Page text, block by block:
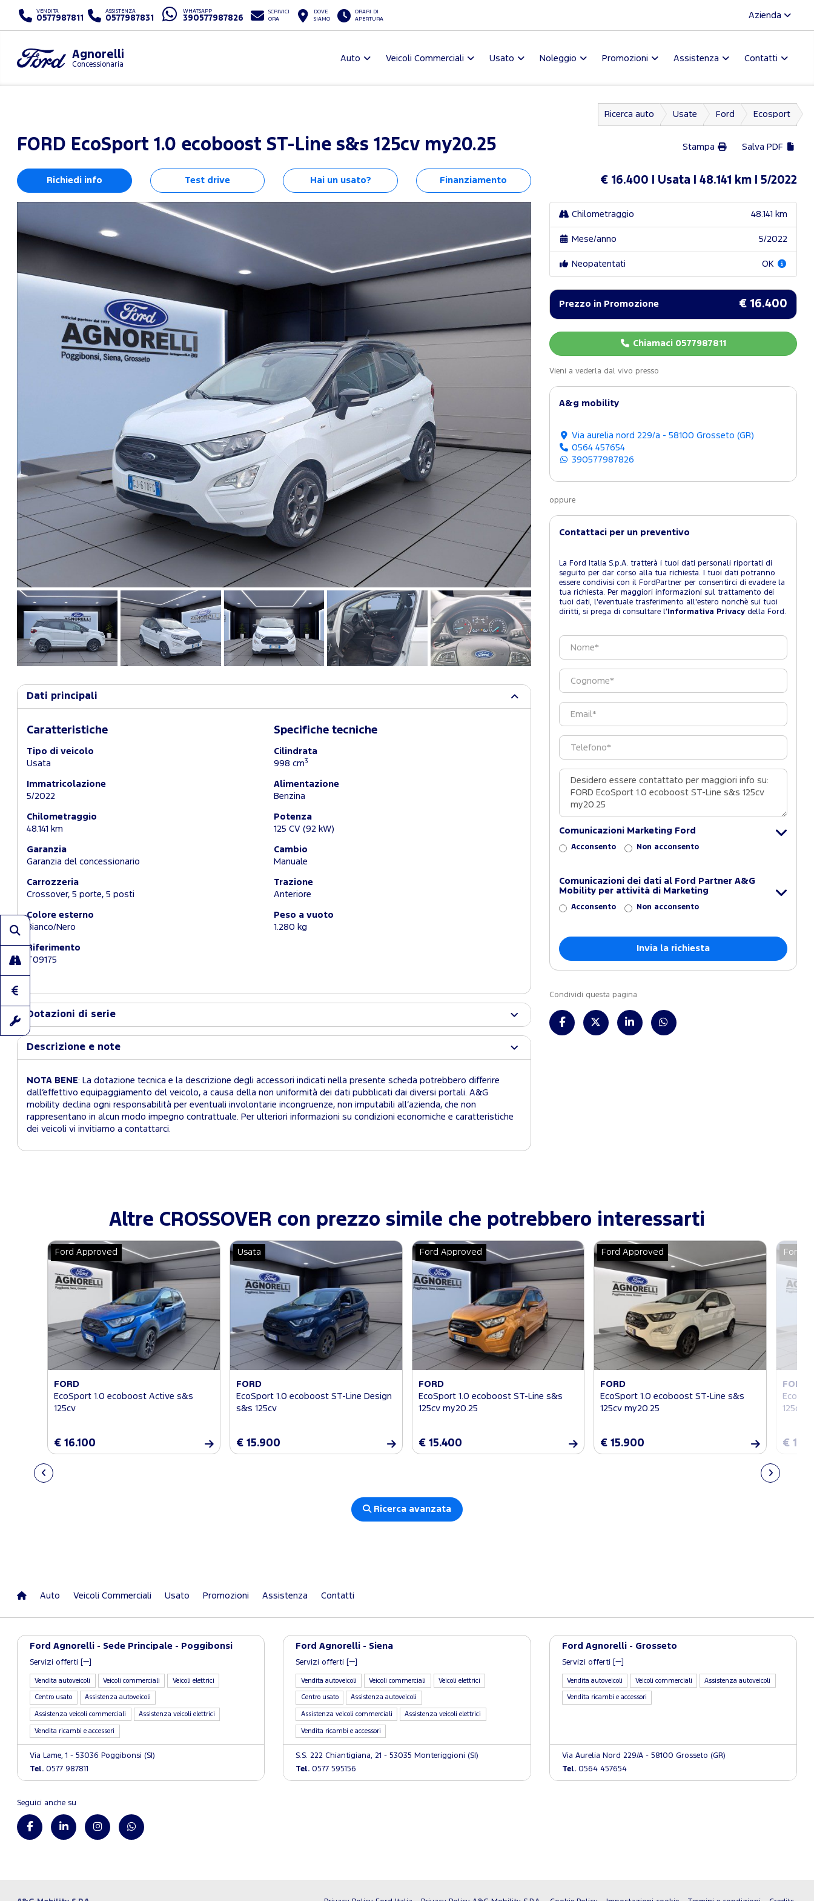
VENDITA
0577987811
ASSISTENZA
0577987831
WHATSAPP
390577987826
SCRIVICI
ORA
DOVE
SIAMO
ORARI DI
APERTURA
Azienda
Agnorelli
Concessionaria
Auto Veicoli Commerciali Usato Noleggio Promozioni Assistenza Contatti
Ricerca auto Usate Ford Ecosport
FORD EcoSport 1.0 ecoboost ST-Line s&s 125cv my20.25 Stampa Salva PDF
Richiedi info Test drive Hai un usato? Finanziamento € 16.400 Usata 48.141 km 5/2022
Dati principali
Caratteristiche
Tipo di veicolo
Usata
Immatricolazione
5/2022
Chilometraggio
48.141 km
Garanzia
Garanzia del concessionario
Carrozzeria
Crossover, 5 porte, 5 posti
Colore esterno
Bianco/Nero
Riferimento
T09175
Specifiche tecniche
Cilindrata
998 cm3
Alimentazione
Benzina
Potenza
125 CV (92 kW)
Cambio
Manuale
Trazione
Anteriore
Peso a vuoto
1.280 kg
Dotazioni di serie
Descrizione e note
NOTA BENE: La dotazione tecnica e la descrizione degli accessori indicati nella presente scheda potrebbero differire
dall’effettivo equipaggiamento del veicolo, a causa della non uniformità dei dati pubblicati dai diversi portali. A&G
mobility declina ogni responsabilità per eventuali involontarie incongruenze, non imputabili all’azienda, che non
rappresentano in alcun modo impegno contrattuale. Per ulteriori informazioni su condizioni economiche e caratteristiche
dei veicoli vi invitiamo a contattarci.
Chilometraggio 48.141 km
Mese/anno 5/2022
Neopatentati OK
Prezzo in Promozione € 16.400
Chiamaci 0577987811
Vieni a vederla dal vivo presso
A&g mobility
Via aurelia nord 229/a - 58100 Grosseto (GR)
0564 457654
390577987826
oppure
Contattaci per un preventivo
La Ford Italia S.p.A. tratterà i tuoi dati personali riportati di
seguito per dar corso alla tua richiesta. I tuoi dati potranno
essere condivisi con il FordPartner per consentirci di evadere la
tua richiesta. Per maggiori informazioni sul trattamento dei
tuoi dati, l'eventuale trasferimento all'estero nonchè sui tuoi
diritti, si prega di consultare l' Informativa Privacydella Ford.
Comunicazioni Marketing Ford
Acconsento Non acconsento
Comunicazioni dei dati al Ford Partner A&G
Mobility per attività di Marketing
Acconsento Non acconsento
Condividi questa pagina
Altre CROSSOVER con prezzo simile che potrebbero interessarti
Ford Approved
FORD
EcoSport 1.0 ecoboost Active s&s
125cv
€ 16.100
Usata
FORD
EcoSport 1.0 ecoboost ST-Line Design
s&s 125cv
€ 15.900
Ford Approved
FORD
EcoSport 1.0 ecoboost ST-Line s&s
125cv my20.25
€ 15.400
Ford Approved
FORD
EcoSport 1.0 ecoboost ST-Line s&s
125cv my20.25
€ 15.900
Ford
FORD
125cv
€
Ricerca avanzata
Auto Veicoli Commerciali Usato Promozioni Assistenza Contatti
Ford Agnorelli - Sede Principale - Poggibonsi
Servizi offerti [
Vendita autoveicoli Veicoli commerciali Veicoli elettrici
Centro usato Assistenza autoveicoli
Assistenza veicoli commerciali Assistenza veicoli elettrici
Vendita ricambi e accessori
Via Lame, 1 - 53036 Poggibonsi (SI)
Tel. 0577 987811
Ford Agnorelli - Siena
Servizi offerti [
Vendita autoveicoli Veicoli commerciali Veicoli elettrici
Centro usato Assistenza autoveicoli
Assistenza veicoli commerciali Assistenza veicoli elettrici
Vendita ricambi e accessori
S.S. 222 Chiantigiana, 21 - 53035 Monteriggioni (SI)
Tel. 0577 595156
Ford Agnorelli - Grosseto
Servizi offerti [ ]
Vendita autoveicoli Veicoli commerciali Assistenza autoveicoli
Vendita ricambi e accessori
Via Aurelia Nord 229/A - 58100 Grosseto (GR)
Tel.0564 457654
Seguici anche su